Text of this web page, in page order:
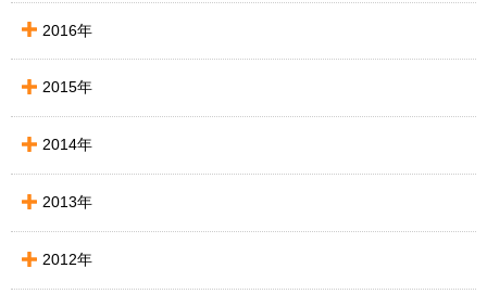
2016年
2015年
2014年
2013年
2012年